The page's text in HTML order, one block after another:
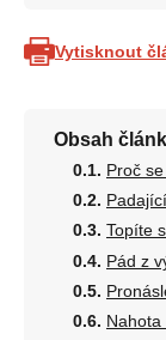
Vytisknout
Obsah
Proč
Topíte
Pád z